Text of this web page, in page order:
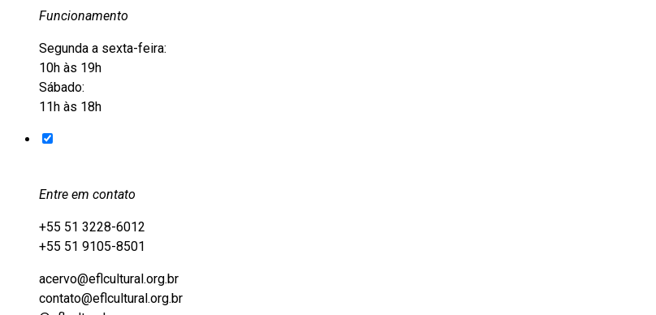
Funcionamento
Segunda a sexta-feira:
10h às 19h
Sábado:
11h às 18h
Entre em contato
+55 51 3228-6012
+55 51 9105-8501
acervo@eflcultural.org.br
contato@eflcultural.org.br